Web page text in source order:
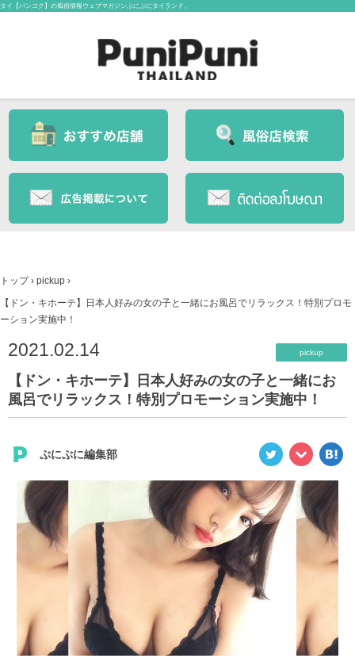
タイ【バンコク】の風俗情報ウェブマガジンぷにぷにタイランド。
トップ › pickup ›
【ドン・キホーテ】日本人好みの女の子と一緒にお風呂でリラックス！特別プロモ
ーション実施中！
2021.02.14 pickup
【ドン・キホーテ】日本人好みの女の子と一緒にお
風呂でリラックス！特別プロモーション実施中！
ぷにぷに編集部